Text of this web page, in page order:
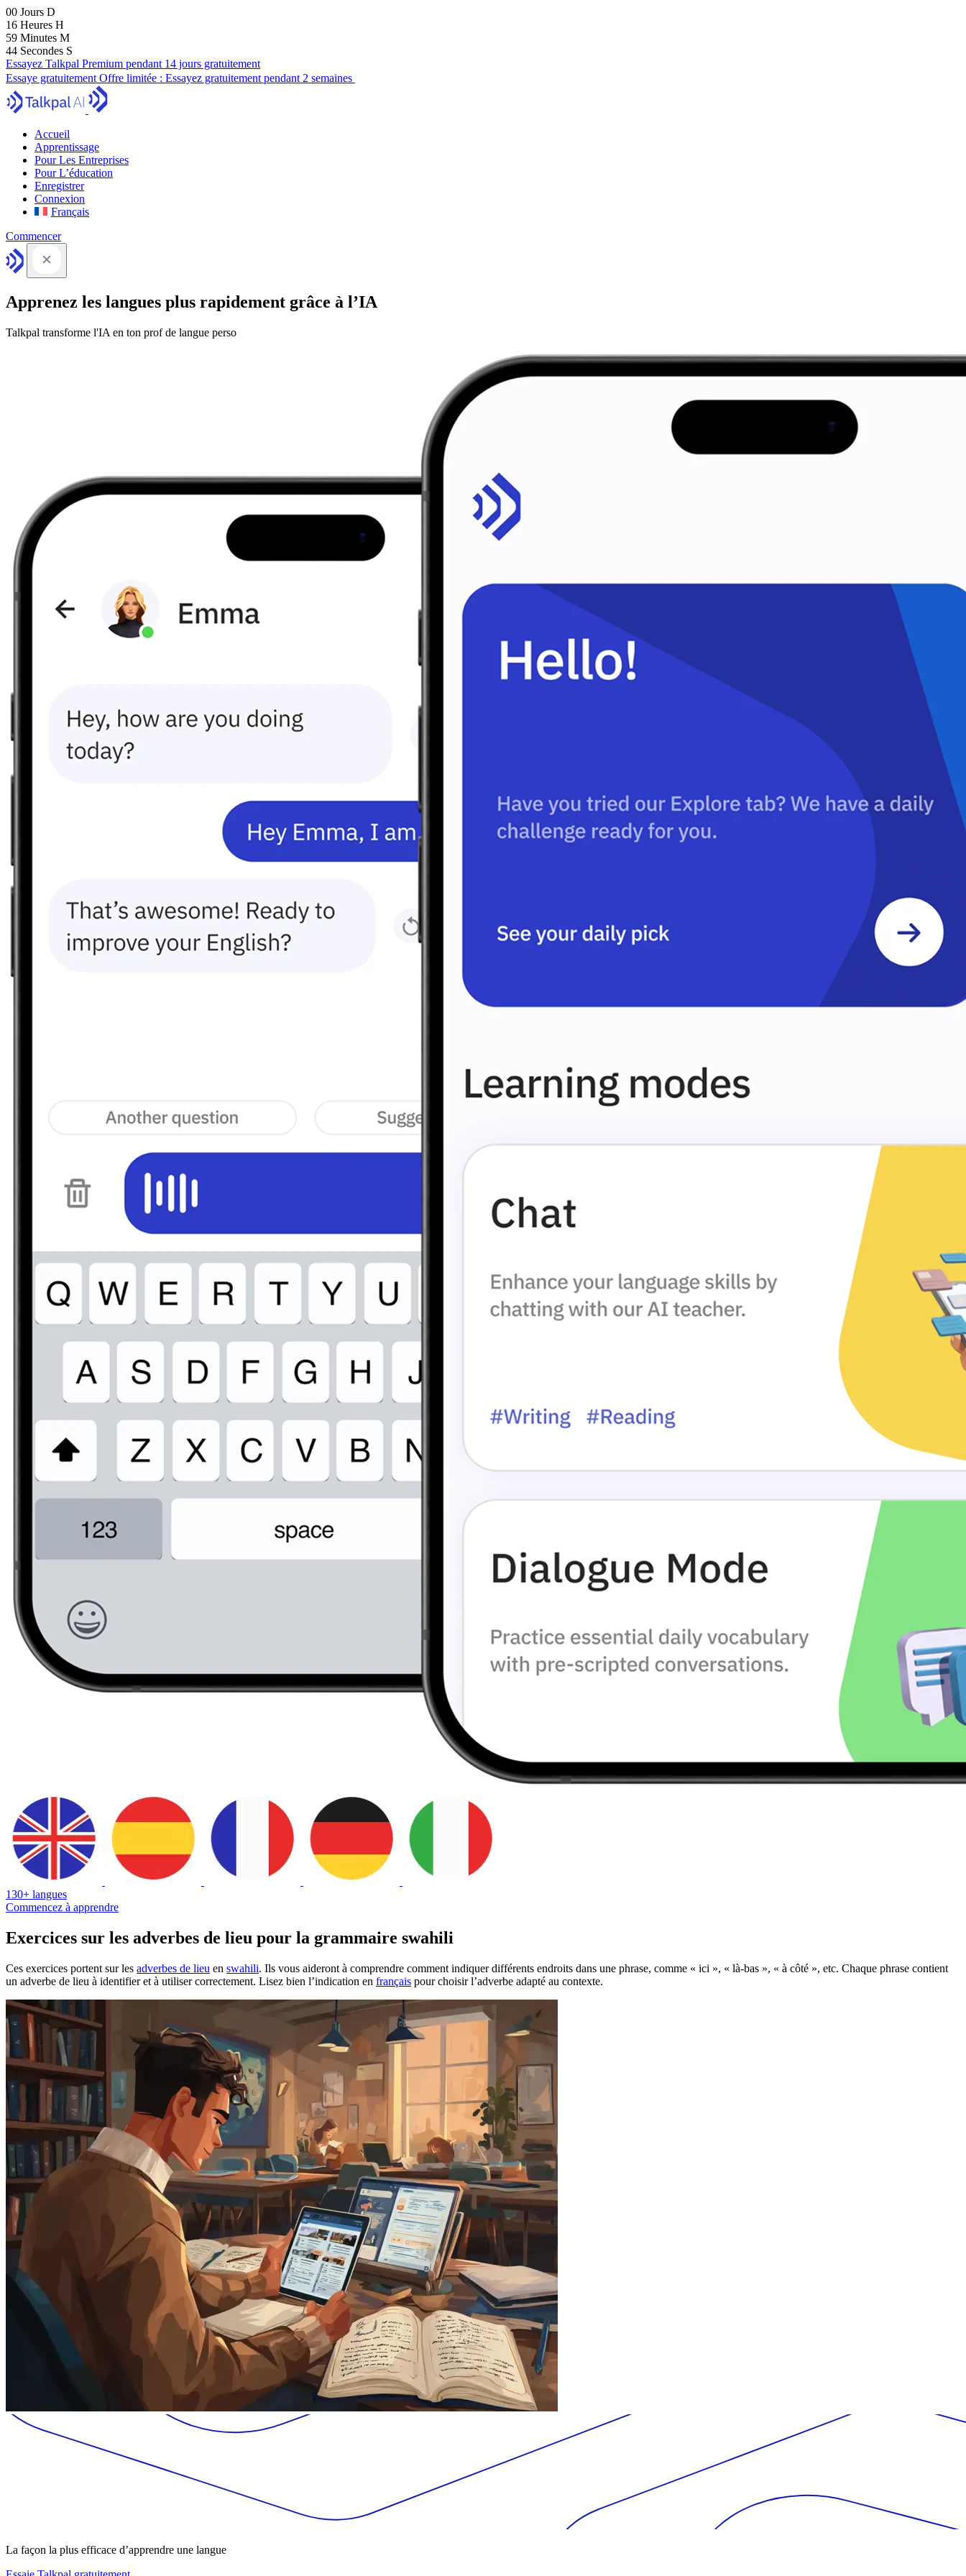
00 Jours D
16 Heures H
59 Minutes M
43 Secondes S
Essayez Talkpal Premium pendant 14 jours gratuitement
Essaye gratuitement Offre limitée : Essayez gratuitement pendant 2 semaines
Accueil
Apprentissage
Pour Les Entreprises
Pour L’éducation
Enregistrer
Connexion
Français
Commencer
Apprenez les langues plus rapidement grâce à l’IA
Talkpal transforme l'IA en ton prof de langue perso
130+ langues
Commencez à apprendre
Exercices sur les adverbes de lieu pour la grammaire swahili
Ces exercices portent sur les adverbes de lieu en swahili. Ils vous aideront à comprendre comment indiquer différents endroits dans une phrase, comme « ici », « là-bas », « à côté », etc. Chaque phrase contient
un adverbe de lieu à identifier et à utiliser correctement. Lisez bien l’indication en français pour choisir l’adverbe adapté au contexte.
La façon la plus efficace d’apprendre une langue